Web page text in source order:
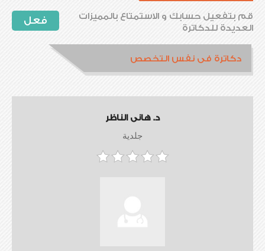
فعل
قم بتفعيل حسابك و الاستمتاع بالمميزات
العديدة للدكاترة
دكاترة فى نفس التخصص
د. هانى الناظر
جلدية